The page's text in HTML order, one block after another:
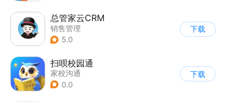
总管家云CRM
销售管理
5.0
下载
扫呗校园通
家校沟通
0.0
下载